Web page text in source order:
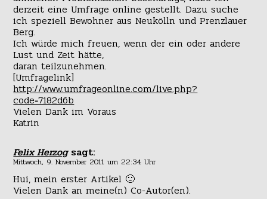
derzeit eine Umfrage online gestellt. Dazu suche
ich speziell Bewohner aus Neukölln und Prenzlauer
Berg.
Ich würde mich freuen, wenn der ein oder andere
Lust und Zeit hätte,
daran teilzunehmen.
[Umfragelink]
http://www.umfrageonline.com/live.php?
code=7182d6b
Vielen Dank im Voraus
Katrin
Felix Herzog sagt:
Mittwoch, 9. November 2011 um 22:34 Uhr
Hui, mein erster Artikel 🙂
Vielen Dank an meine(n) Co-Autor(en).